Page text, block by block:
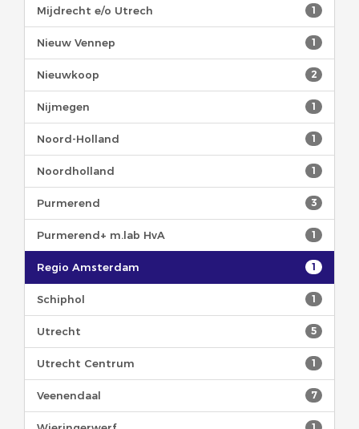
1
Mijdrecht e/o Utrech
1
Nieuw Vennep
2
Nieuwkoop
1
Nijmegen
1
Noord-Holland
1
Noordholland
3
Purmerend
1
Purmerend+ m.lab HvA
1
Regio Amsterdam
1
Schiphol
5
Utrecht
1
Utrecht Centrum
7
Veenendaal